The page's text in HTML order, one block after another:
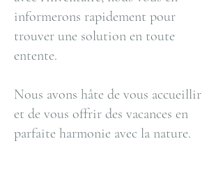
informerons rapidement pour
trouver une solution en toute
entente.
Nous avons hâte de vous accueillir
et de vous offrir des vacances en
parfaite harmonie avec la nature.